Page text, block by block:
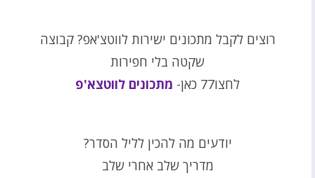
רוצים לקבל מתכונים ישירות לווטצ'אפ? קבוצה
שקטה בלי חפירות
לחצו77 כאן-
מתכונים לווטצא'פ
יודעים מה להכין לליל הסדר?
מדריך שלב אחרי שלב